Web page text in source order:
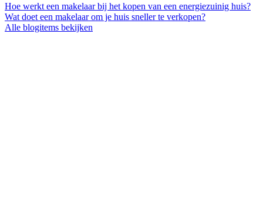
Hoe werkt een makelaar bij het kopen van een energiezuinig huis?
Wat doet een makelaar om je huis sneller te verkopen?
Alle blogitems bekijken